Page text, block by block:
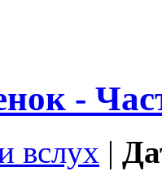
-
вслух |